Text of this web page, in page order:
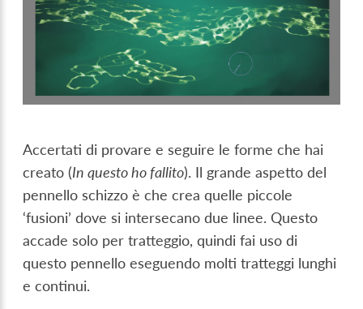
Accertati di provare e seguire le forme che hai
creato (In questo ho fallito). Il grande aspetto del
pennello schizzo è che crea quelle piccole
‘fusioni’ dove si intersecano due linee. Questo
accade solo per tratteggio, quindi fai uso di
questo pennello eseguendo molti tratteggi lunghi
e continui.